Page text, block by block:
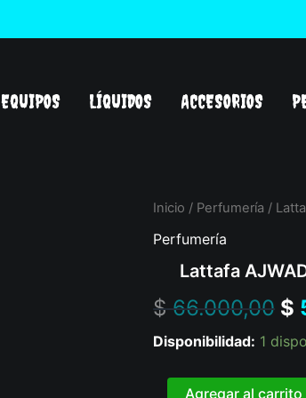
EQUIPOS LÍQUIDOS ACCESORIOS
Inicio / Perfumería /
Perfumería
Lattafa
$66.000,00 $
$
Disponibilidad: 1
Lattafa
PINK
PINK
Agregar al carrito